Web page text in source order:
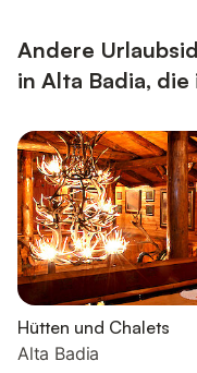
gestattet. Wir...
Andere
in Alta Badia,
Hütten und Chalets
Alta Badia